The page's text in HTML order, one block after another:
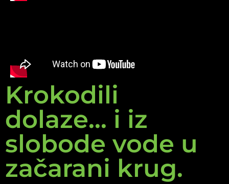
Krokodili
dolaze... i iz
slobode vode u
začarani krug.